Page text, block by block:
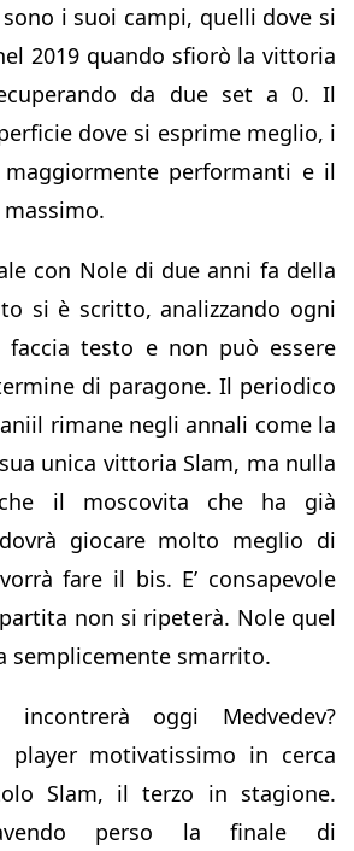
i suoi campi, quelli dove si
2019 quando sfiorò la vittoria
da due set a 0. Il
dove si esprime meglio, i
performanti e il
con Nole di due anni fa della
si è scritto, analizzando ogni
faccia testo e non può essere
di paragone. Il periodico
rimane negli annali come la
unica vittoria Slam, ma nulla
il moscovita che ha già
giocare molto meglio di
fare il bis. E’ consapevole
non si ripeterà. Nole quel
semplicemente smarrito.
incontrerà oggi Medvedev?
player motivatissimo in cerca
Slam, il terzo in stagione.
avendo perso la finale di